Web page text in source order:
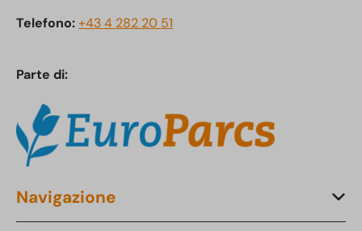
Telefono:+43 4 282 20 51
Parte di:
Navigazione